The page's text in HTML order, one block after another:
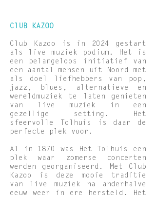
ClUB KAZOO
Club Kazoo is in 2024 gestart
als live muziek podium. Het is
een belangeloos initiatief van
een aantal mensen uit Noord met
als doel liefhebbers van pop,
jazz, blues, alternatieve en
wereldmuziek te laten genieten
van live muziek in een
gezellige setting. Het
sfeervolle Tolhuis is daar de
perfecte plek voor.
Al in 1870 was Het Tolhuis een
plek waar zomerse concerten
werden georganiseerd. Met Club
Kazoo is deze mooie traditie
van live muziek na anderhalve
eeuw weer in ere hersteld. Het